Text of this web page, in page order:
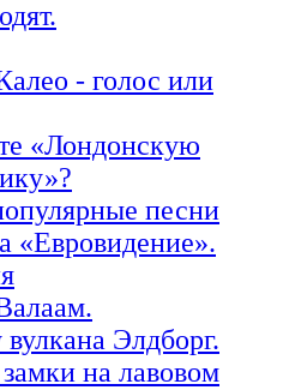
- голос или
«Лондонскую
песни
«Евровидение».
Элдборг.
на лавовом